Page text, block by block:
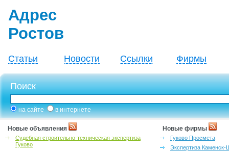
Адрес
Ростов
Статьи Новости Ссылки Фирмы
Поиск
на сайте в интернете
Новые объявления
Судебная строительно-техническая экспертиза
Гуково
Новые фирмы
Гуково Просмета
Экспертиза Каменск-